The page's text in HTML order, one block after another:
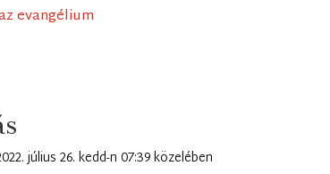
evangélium
július 26. kedd-n 07:39 közelében